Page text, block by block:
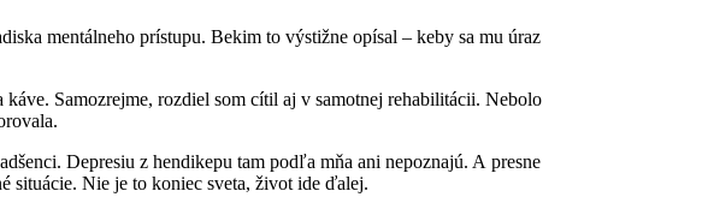
mentálneho prístupu. Bekim to výstižne opísal – keby sa mu úraz
Samozrejme, rozdiel som cítil aj v samotnej rehabilitácii. Nebolo
Depresiu z hendikepu tam podľa mňa ani nepoznajú. A presne
situácie. Nie je to koniec sveta, život ide ďalej.